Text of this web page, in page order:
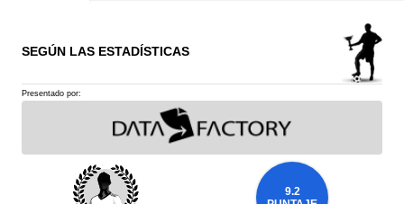
SEGÚN LAS ESTADÍSTICAS
Presentado por:
9.2